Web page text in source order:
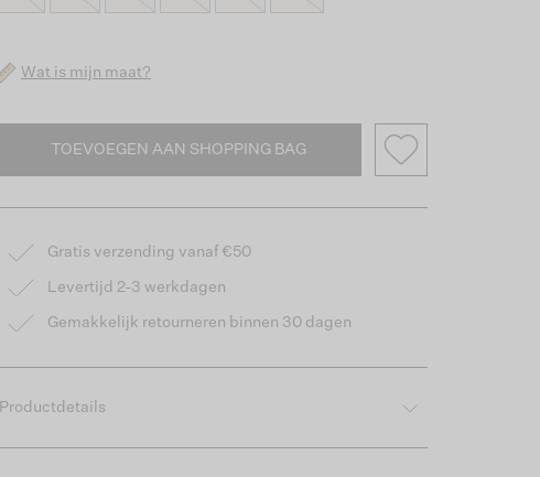
Wat is mijn maat?
TOEVOEGEN AAN SHOPPING BAG
Gratis verzending vanaf €50
Levertijd 2-3 werkdagen
Gemakkelijk retourneren binnen 30 dagen
Productdetails